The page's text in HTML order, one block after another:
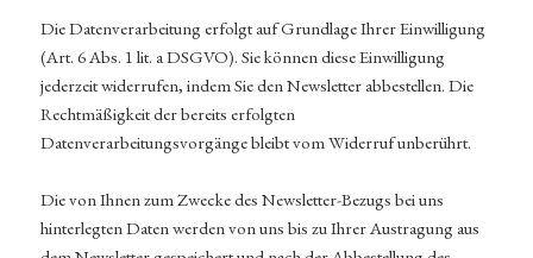
Die Datenverarbeitung erfolgt auf Grundlage Ihrer Einwilligung
(Art. 6 Abs. 1 lit. a DSGVO). Sie können diese Einwilligung
jederzeit widerrufen, indem Sie den Newsletter abbestellen. Die
Rechtmäßigkeit der bereits erfolgten
Datenverarbeitungsvorgänge bleibt vom Widerruf unberührt.
Die von Ihnen zum Zwecke des Newsletter-Bezugs bei uns
hinterlegten Daten werden von uns bis zu Ihrer Austragung aus